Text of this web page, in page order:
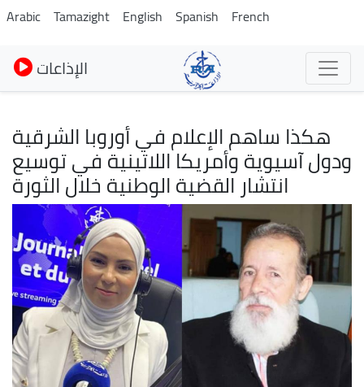
Skip
to
main
content
Arabic Tamazight English Spanish French
الإذاعات
هكذا ساهم الإعلام في أوروبا الشرقية
ودول آسيوية وأمريكا اللاتينية في توسيع
انتشار القضية الوطنية خلال الثورة
Image